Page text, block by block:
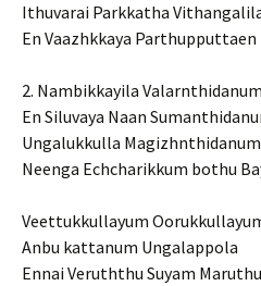
Ithuvarai Parkkatha
En Vaazhkkaya Parthupputtaen
2. Nambikkayila Valarnthidanum
En Siluvaya Naan
Ungalukkulla Magizhnthidanum
Neenga Echcharikkum bothu
Veettukkullayum
Anbu kattanum Ungalappola
Ennai Veruththu Suyam Maruthu